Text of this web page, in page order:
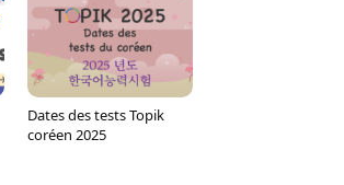
Dates des tests Topik
coréen 2025